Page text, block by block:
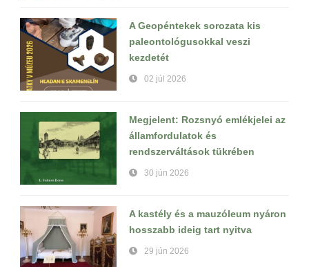
A Geopéntekek sorozata kis
paleontológusokkal veszi
kezdetét
02 júl 2026
Megjelent: Rozsnyó emlékjelei az
államfordulatok és
rendszerváltások tükrében
30 jún 2026
A kastély és a mauzóleum nyáron
hosszabb ideig tart nyitva
29 jún 2026